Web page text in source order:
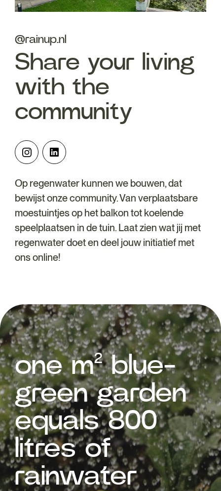
@rainup.nl
Share your living
with the
community
Op regenwater kunnen we bouwen, dat
bewijst onze community. Van verplaatsbare
moestuintjes op het balkon tot koelende
speelplaatsen in de tuin. Laat zien wat jij met
regenwater doet en deel jouw initiatief met
ons online!
one m² blue-
green garden
equals 800
litres of
rainwater